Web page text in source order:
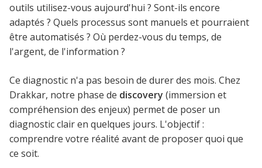
outils utilisez-vous aujourd'hui ? Sont-ils encore
adaptés ? Quels processus sont manuels et pourraient
être automatisés ? Où perdez-vous du temps, de
l'argent, de l'information ?
Ce diagnostic n'a pas besoin de durer des mois. Chez
Drakkar, notre phase de discovery (immersion et
compréhension des enjeux) permet de poser un
diagnostic clair en quelques jours. L'objectif :
comprendre votre réalité avant de proposer quoi que
ce soit.